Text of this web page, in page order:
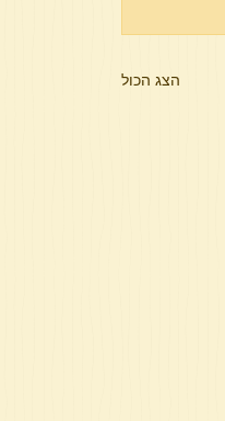
הצג הכול